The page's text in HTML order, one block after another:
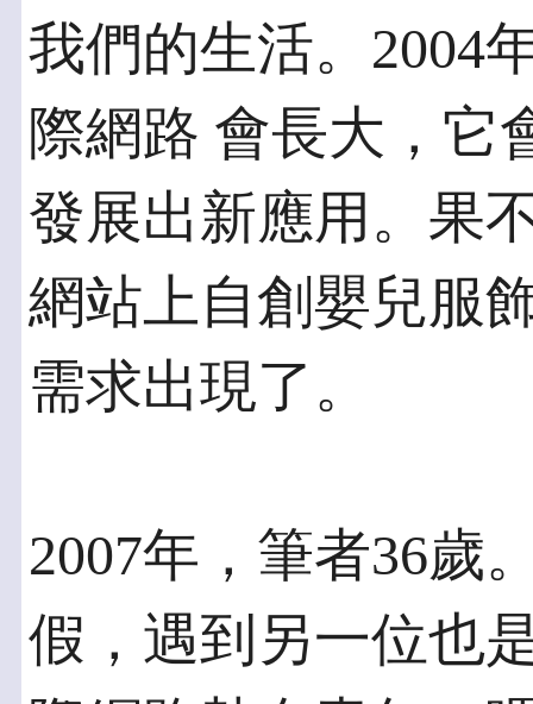
我們的生活。2004
際網路 會長大，它
發展出新應用。果
網站上自創嬰兒服
需求出現了。
2007年，筆者36歲
假，遇到另一位也